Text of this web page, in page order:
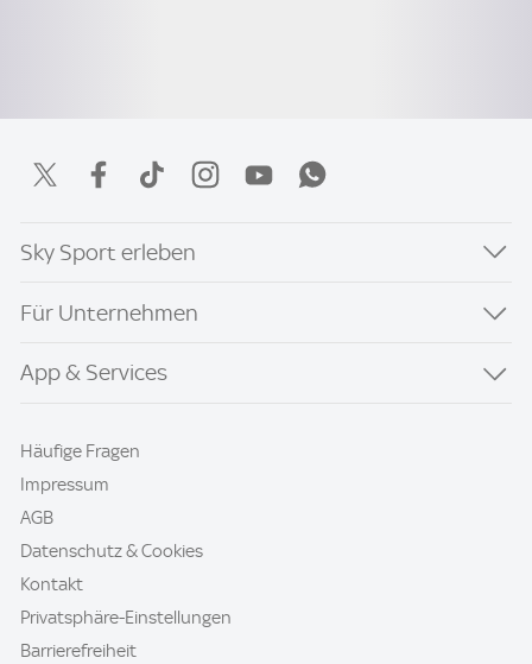
Sky Sport erleben
Für Unternehmen
App & Services
Häufige Fragen
Impressum
AGB
Datenschutz & Cookies
Kontakt
Privatsphäre-Einstellungen
Barrierefreiheit